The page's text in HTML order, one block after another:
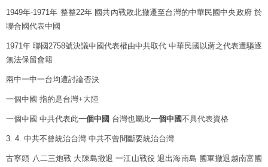
1949年-1971年 整整22年 國共內戰敗北撤遷至台灣的中華民國中央政府 於
聯合國代表中國
1971年 聯國2758號決議中國代表權由中共取代 中華民國以蔣之代表遭驅逐
無法保留會籍
兩中一中一台均遭討論否決
一個中國 指的是台灣+大陸
一個中國 中共代表此一個中國 台灣也屬此一個中國不具代表資格
3. 4. 中共不曾統治台灣 中共不曾間斷要統治台灣
古寧頭 八二三炮戰 大陳島撤退 一江山戰役 退出海南島 國軍撤退越南富國